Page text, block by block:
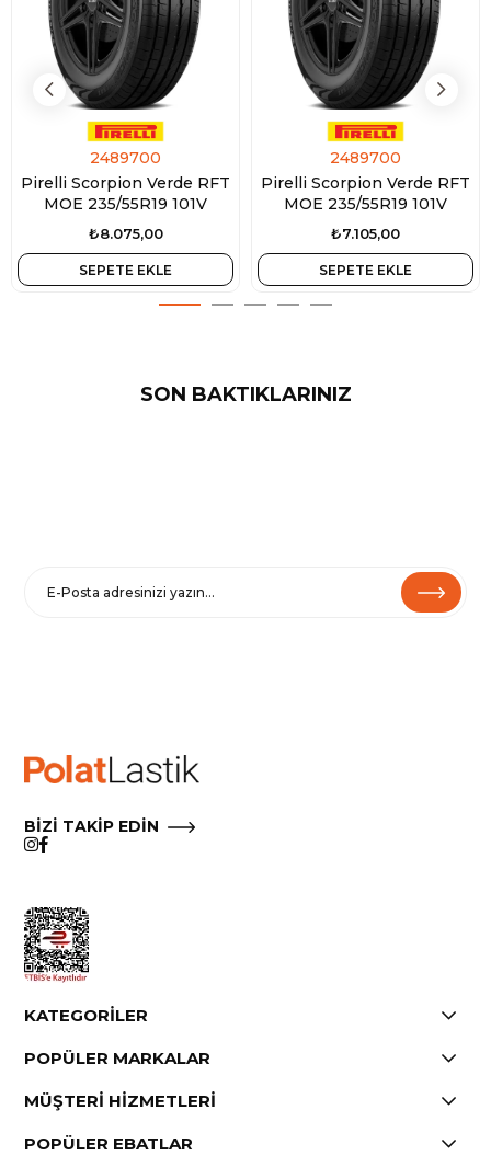
2489700
Pirelli Scorpion Verde RFT
MOE 235/55R19 101V
₺8.075,00
SEPETE EKLE
2489700
Pirelli Scorpion Verde RFT
MOE 235/55R19 101V
₺7.105,00
SEPETE EKLE
SON BAKTIKLARINIZ
BİZİ TAKİP EDİN
KATEGORİLER
POPÜLER MARKALAR
MÜŞTERİ HİZMETLERİ
POPÜLER EBATLAR